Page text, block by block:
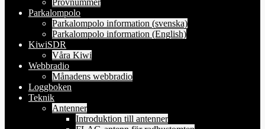
Parkalompolo
Parkalompolo information (svenska)
Parkalompolo information (English)
KiwiSDR
Våra Kiwi
Webbradio
Månadens webbradio
Loggboken
Teknik
Antenner
Introduktion till antenner